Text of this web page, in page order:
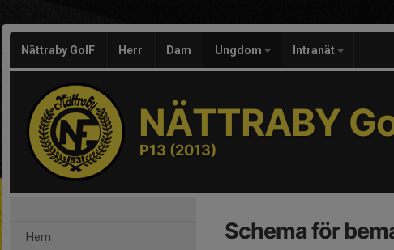
Nättraby GoIF Herr Dam Ungdom Intranät
NÄTTRABY
P13 (2013)
Hem Schema för